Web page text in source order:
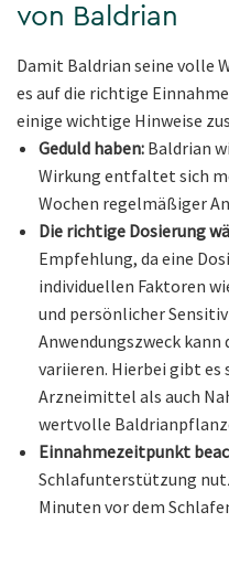
von Baldrian
Damit Baldrian seine volle
es auf die richtige
einige wichtige Hinweise
Geduld haben: Baldrian
Wirkung entfaltet sich
Wochen regelmäßiger
Die richtige Dosierung
Empfehlung, da eine
individuellen Faktoren
und persönlicher
Anwendungszweck
variieren. Hierbei gibt
Arzneimittel als auch
wertvolle
Einnahmezeitpunkt
Schlafunterstützung
Minuten vor dem